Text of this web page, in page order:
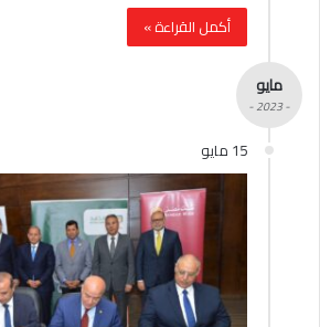
أكمل القراءة »
مايو
- 2023 -
15 مايو